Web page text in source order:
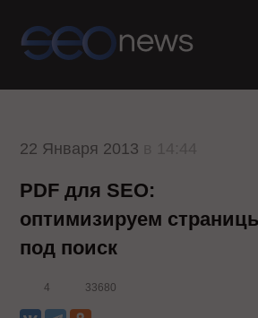
22 Января 2013
PDF для SEO:
оптимизируем
под поиск
4 33680